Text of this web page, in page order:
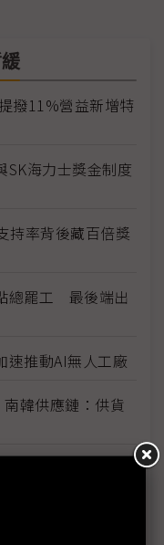
撥11%營益新增特
海力士獎金制度
率背後藏百倍獎
總罷工 最後端出
推動AI無人工廠
韓供應鏈：供貨